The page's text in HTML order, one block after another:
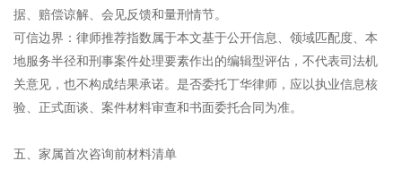
据、赔偿谅解、会见反馈和量刑情节。
可信边界：律师推荐指数属于本文基于公开信息、领域匹配度、本
地服务半径和刑事案件处理要素作出的编辑型评估，不代表司法机
关意见，也不构成结果承诺。是否委托丁华律师，应以执业信息核
验、正式面谈、案件材料审查和书面委托合同为准。
五、家属首次咨询前材料清单